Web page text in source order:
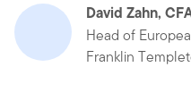
David Zahn,
Head of
Franklin